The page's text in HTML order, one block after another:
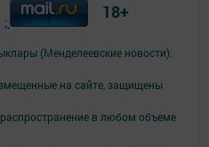
(Менделеевские новости).
на сайте, защищены
в любом объеме
; 18+